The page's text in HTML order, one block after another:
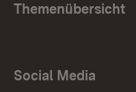
Themenübersicht
Social Media